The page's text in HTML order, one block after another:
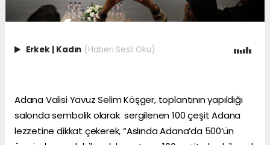
Erkek | Kadın (Haberi Sesli Oku)
Adana Valisi Yavuz Selim Köşger, toplantının yapıldığı
salonda sembolik olarak sergilenen 100 çeşit Adana
lezzetine dikkat çekerek, “Aslında Adana’da 500’ün